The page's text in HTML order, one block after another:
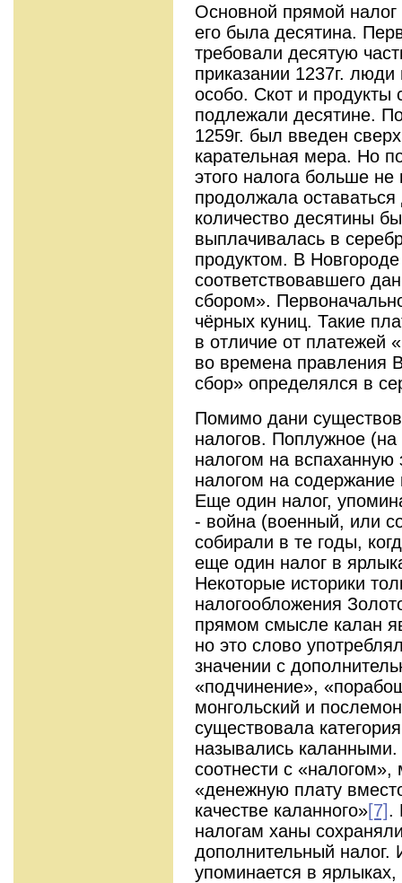
Основной прямой
его была десятина.
требовали десятую
приказании 1237г.
особо. Скот и продукты
подлежали десятине.
1259г. был введен
карательная мера. Но
этого налога больше
продолжала
количество десятины
выплачивалась в
продуктом. В
соответствовавшего
cбором».
чёрных куниц. Такие
в отличие от платежей
во времена правления
сбор» определялся в
Помимо дани
налогов. Поплужное
налогом на
налогом на содержание
Еще один налог,
- война (военный, или
собирали в те годы,
еще один налог в
Некоторые историки
налогообложения
прямом смысле калан
но это слово
значении с
«подчинение»,
монгольский и
существовала
назывались
соотнести с «налогом»,
«денежную плату
качестве каланного»[7].
налогам ханы
дополнительный налог.
упоминается в